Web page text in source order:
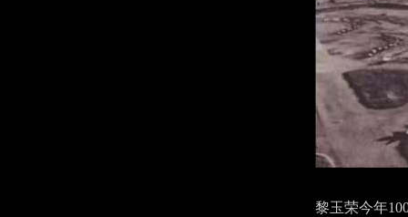
黎玉荣今年